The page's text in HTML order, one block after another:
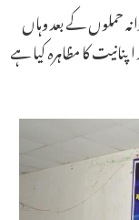
حملوں کے بعد وہاں
کا مظاہرہ کیا ہے